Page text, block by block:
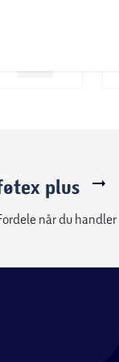
plus
når du handler